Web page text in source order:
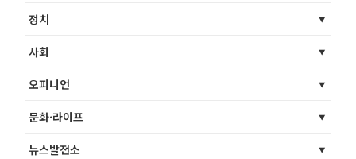
정치
사회
오피니언
문화·라이프
뉴스발전소